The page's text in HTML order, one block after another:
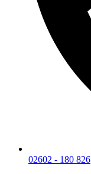
02602 - 180 826